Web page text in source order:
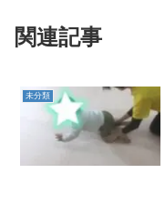
関連記事
未分類